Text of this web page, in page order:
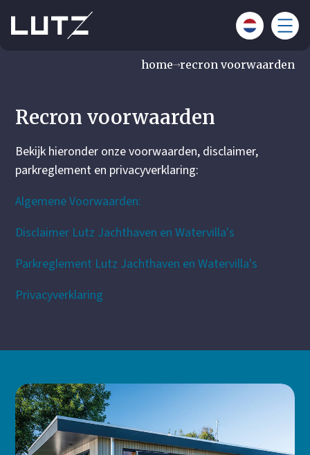
home recron voorwaarden
Recron voorwaarden
Bekijk hieronder onze voorwaarden, disclaimer,
parkreglement en privacyverklaring:
Algemene Voorwaarden:
Disclaimer Lutz Jachthaven en Watervilla's
Parkreglement Lutz Jachthaven en Watervilla's
Privacyverklaring